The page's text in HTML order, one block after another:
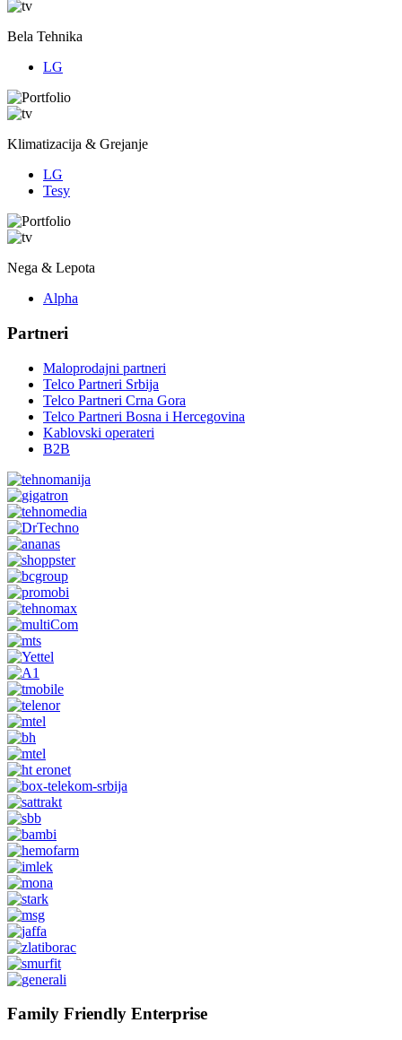
Bela Tehnika
LG
Klimatizacija & Grejanje
LG
Tesy
Nega & Lepota
Alpha
Partneri
Maloprodajni partneri
Telco Partneri Srbija
Telco Partneri Crna Gora
Telco Partneri Bosna i Hercegovina
Kablovski operateri
B2B
Family Friendly Enterprise